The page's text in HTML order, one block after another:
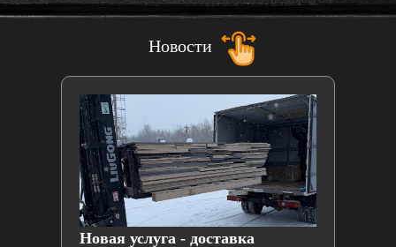
Новости
Новая услуга - доставка